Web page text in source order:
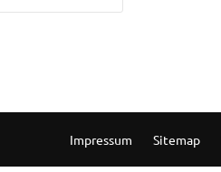
Impressum Sitemap